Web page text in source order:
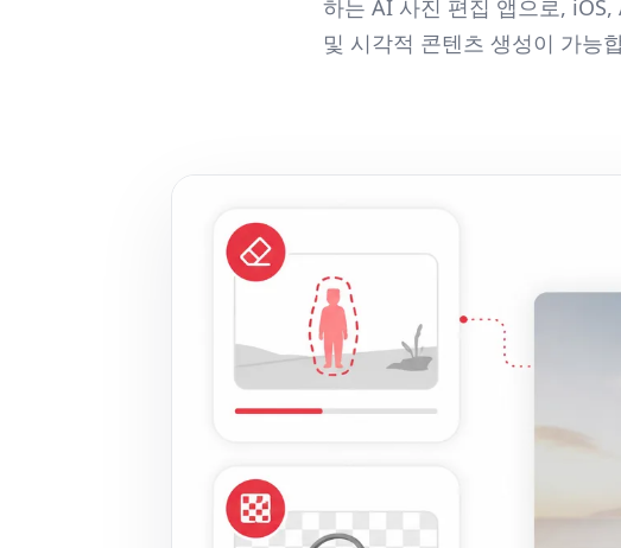
하는 AI 사진 편집 앱으로,
및 시각적 콘텐츠 생성이 가능